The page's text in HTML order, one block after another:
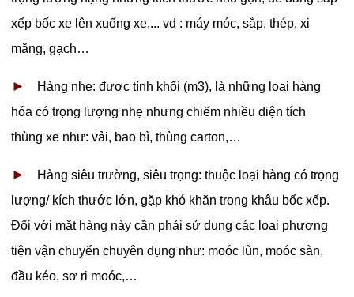
xếp bốc xe lên xuống xe,... vd : máy móc, sắp, thép, xi
măng, gạch…
►
Hàng nhẹ: được tính khối (m3), là những loại hàng
hóa có trọng lượng nhẹ nhưng chiếm nhiều diện tích
thùng xe như: vải, bao bì, thùng carton,…
►
Hàng siêu trường, siêu trọng: thuộc loại hàng có trọng
lượng/ kích thước lớn, gặp khó khăn trong khâu bốc xếp.
Đối với mặt hàng này cần phải sử dụng các loại phương
tiện vận chuyển chuyên dụng như: moóc lùn, moóc sàn,
đầu kéo, sơ ri moóc,…